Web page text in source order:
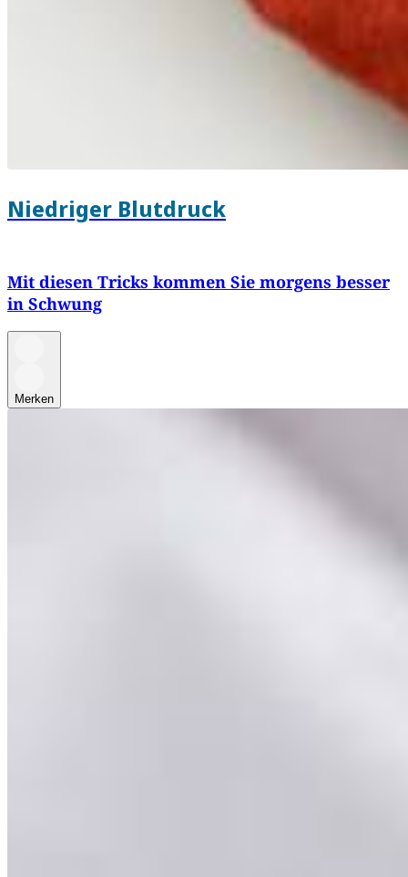
Niedriger Blutdruck
Mit diesen Tricks kommen Sie morgens besser
in Schwung
Merken